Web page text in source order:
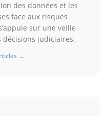
des données et les
face aux risques
sur une veille
décisions judiciaires.
→